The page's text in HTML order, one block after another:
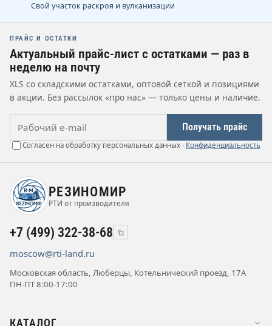
Свой участок раскроя и вулканизации
ПРАЙС И ОСТАТКИ
Актуальный прайс-лист с остатками — раз в
неделю на почту
XLS со складскими остатками, оптовой сеткой и позициями
в акции. Без рассылок «про нас» — только цены и наличие.
Получать прайс
Согласен на обработку персональных данных · Конфиденциальность
РЕЗИНОМИР
РТИ от производителя
+7 (499) 322-38-68
moscow@rti-land.ru
Московская область, Люберцы, Котельнический проезд, 17А
ПН-ПТ 8:00-17:00
КАТАЛОГ